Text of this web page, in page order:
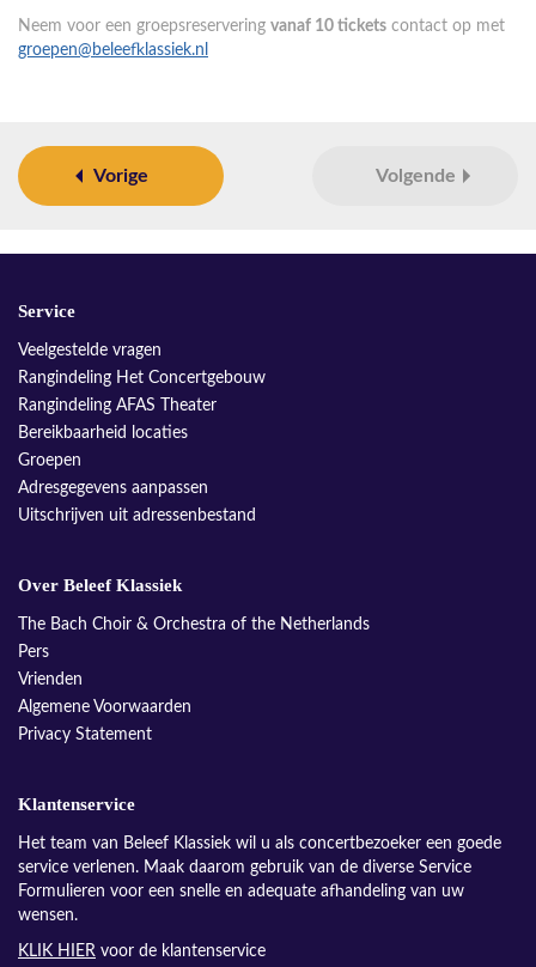
Neem voor een groepsreservering vanaf 10 tickets contact op met
groepen@beleefklassiek.nl
Vorige Volgende
Service
Veelgestelde vragen
Rangindeling Het Concertgebouw
Rangindeling AFAS Theater
Bereikbaarheid locaties
Groepen
Adresgegevens aanpassen
Uitschrijven uit adressenbestand
Over Beleef Klassiek
The Bach Choir & Orchestra of the Netherlands
Pers
Vrienden
Algemene Voorwaarden
Privacy Statement
Klantenservice
Het team van Beleef Klassiek wil u als concertbezoeker een goede
service verlenen. Maak daarom gebruik van de diverse Service
Formulieren voor een snelle en adequate afhandeling van uw
wensen.
KLIK HIER voor de klantenservice